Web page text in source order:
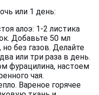
или 1 день:
алоэ: 1-2 листика
Добавьте 50 мл
без газов. Делайте
или три раза в день.
фурацилина, настоем
чая.
Вареное горячее